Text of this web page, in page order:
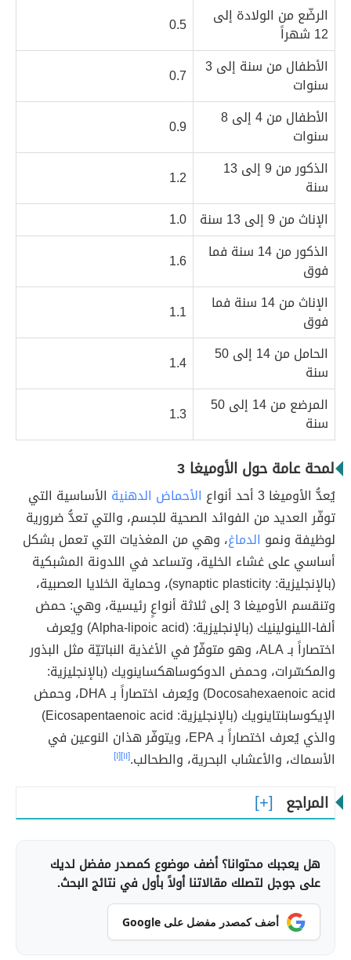
الرضّع من الولادة إلى
12 شهراً
0.5
الأطفال من سنة إلى 3
سنوات
0.7
الأطفال من 4 إلى 8
سنوات
0.9
الذكور من 9 إلى 13
سنة
1.2
الإناث من 9 إلى 13 سنة
1.0
الذكور من 14 سنة فما
فوق
1.6
الإناث من 14 سنة فما
فوق
1.1
الحامل من 14 إلى 50
سنة
1.4
المرضع من 14 إلى 50
سنة 1.3
لمحة عامة حول الأوميغا 3
يُعدُّ الأوميغا 3 أحد أنواع الأحماض الدهنية الأساسية التي
توفّر العديد من الفوائد الصحية للجسم، والتي تعدُّ ضرورية
لوظيفة ونمو الدماغ، وهي من المغذيات التي تعمل بشكل
أساسي على غشاء الخلية، وتساعد في اللدونة المشبكية
(بالإنجليزية: synaptic plasticity)، وحماية الخلايا العصبية،
وتنقسم الأوميغا 3 إلى ثلاثة أنواعٍ رئيسية، وهي: حمض
ألفا-اللينولينيك (بالإنجليزية: (Alpha-lipoic acid) ويُعرف
اختصاراً بـ ALA، وهو متوفّرٌ في الأغذية النباتيّة مثل البذور
والمكسّرات، وحمض الدوكوساهكساينويك (بالإنجليزية:
Docosahexaenoic acid) ويُعرف اختصاراً بـ DHA، وحمض
الإيكوسابنتاينويك (بالإنجليزية: Eicosapentaenoic acid)
والذي يُعرف اختصاراً بـ EPA، ويتوفّر هذان النوعين في
الأسماك، والأعشاب البحرية، والطحالب.[١١] [١]
المراجع
هل يعجبك محتوانا؟ أضف موضوع كمصدر مفضل لديك
على جوجل لتصلك مقالاتنا أولاً بأول في نتائج البحث.
أضف كمصدر مفضل على Google